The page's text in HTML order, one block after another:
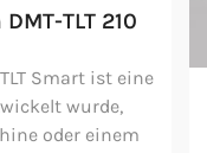
TLT 210
Smart ist eine
wurde,
oder einem